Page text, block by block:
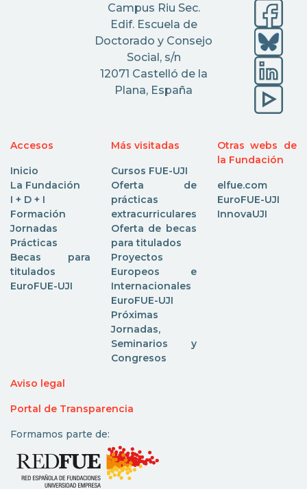
Campus Riu Sec.
Edif. Escuela de
Doctorado y Consejo
Social, s/n
12071 Castelló de la
Plana, España
Accesos
Inicio
La Fundación
I + D + I
Formación
Jornadas
Prácticas
Becas para
titulados
EuroFUE-UJI
Más visitadas
Cursos FUE-UJI
Oferta de
prácticas
extracurriculares
Oferta de becas
para titulados
Proyectos
Europeos e
Internacionales
EuroFUE-UJI
Próximas
Jornadas,
Seminarios y
Congresos
Otras webs de
la Fundación
elfue.com
EuroFUE-UJI
InnovaUJI
Aviso legal
Portal de Transparencia
Formamos parte de: